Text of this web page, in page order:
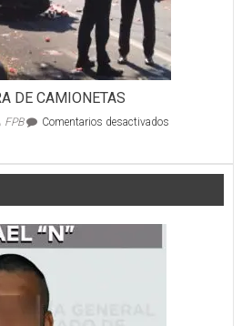
DE CAMIONETAS
FPB Comentarios desactivadosen
CAMIONETAS